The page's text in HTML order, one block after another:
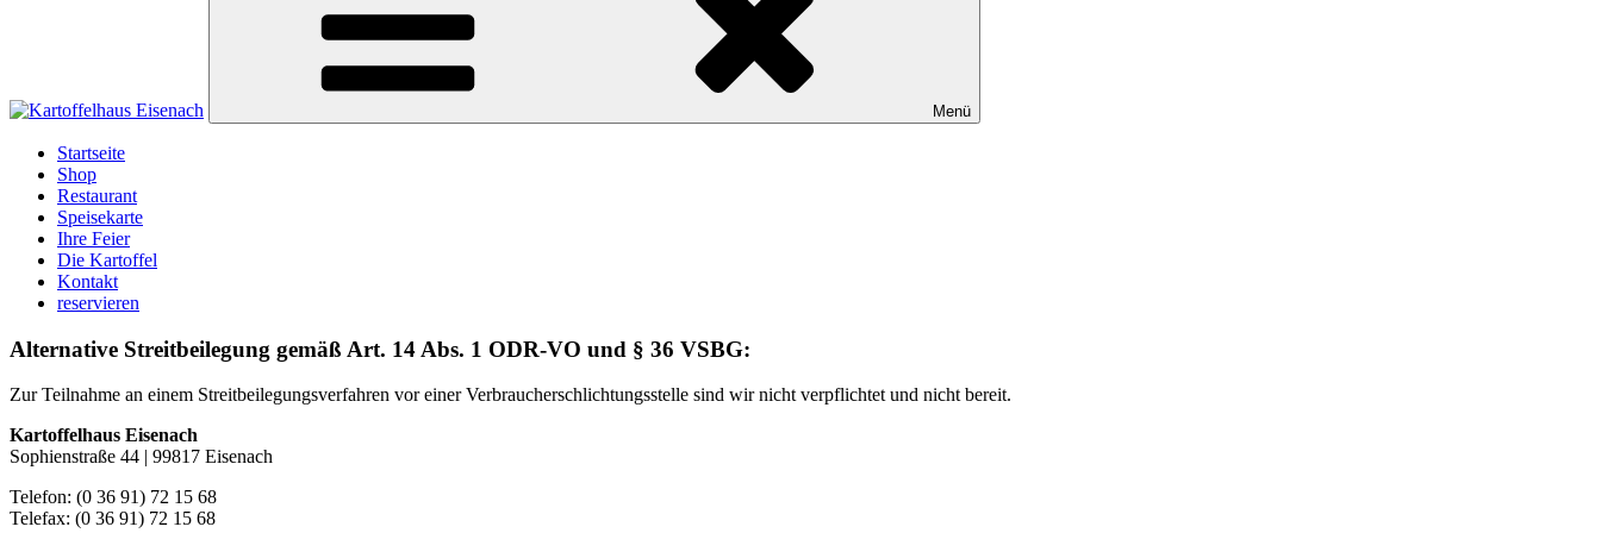
Menü
Startseite
Shop
Restaurant
Speisekarte
Ihre Feier
Die Kartoffel
Kontakt
reservieren
Alternative Streitbeilegung gemäß Art. 14 Abs. 1 ODR-VO und § 36 VSBG:
Zur Teilnahme an einem Streitbeilegungsverfahren vor einer Verbraucherschlichtungsstelle sind wir nicht verpflichtet und nicht bereit.
Kartoffelhaus Eisenach
Sophienstraße 44 | 99817 Eisenach
Telefon: (0 36 91) 72 15 68
Telefax: (0 36 91) 72 15 68